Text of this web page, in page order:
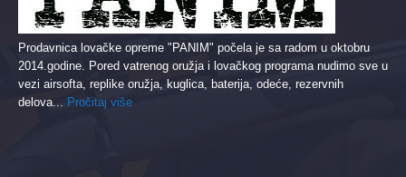
Prodavnica lovačke opreme "PANIM" počela je sa radom u oktobru
2014.godine. Pored vatrenog oružja i lovačkog programa nudimo sve u
vezi airsofta, replike oružja, kuglica, baterija, odeće, rezervnih
delova... Pročitaj više